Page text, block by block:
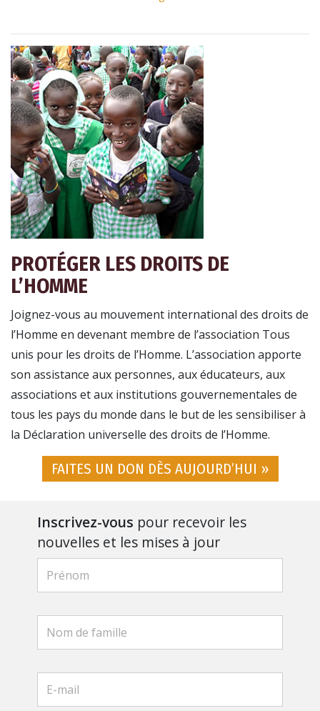
PROTÉGER LES DROITS DE
L’HOMME
Joignez-vous au mouvement international des droits de
l’Homme en devenant membre de l’association Tous
unis pour les droits de l’Homme. L’association apporte
son assistance aux personnes, aux éducateurs, aux
associations et aux institutions gouvernementales de
tous les pays du monde dans le but de les sensibiliser à
la Déclaration universelle des droits de l’Homme.
FAITES UN DON DÈS AUJOURD’HUI »
Inscrivez-vous pour recevoir les
nouvelles et les mises à jour